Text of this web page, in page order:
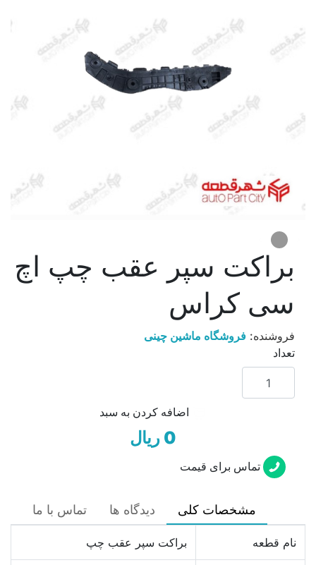
براکت سپر عقب چپ اچ
سی کراس
فروشنده: فروشگاه ماشین چینی
تعداد
اضافه کردن به سبد
0 ریال
تماس برای قیمت
مشخصات کلی دیدگاه ها تماس با ما
نام قطعه براکت سپر عقب چپ